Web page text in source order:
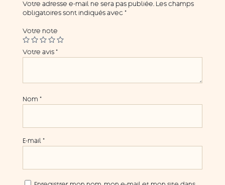
Votre adresse e-mail ne sera pas publiée. Les champs
obligatoires sont indiqués avec *
Votre note
Votre avis *
Nom *
E-mail *